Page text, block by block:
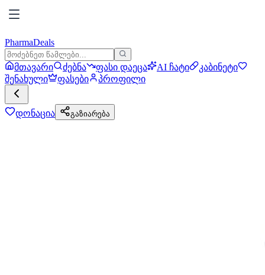
PharmaDeals
მთავარი ძებნა ფასი დაეცა AI ჩატი
კაბინეტი
შენახული
ფასები პროფილი
დონაცია გაზიარება